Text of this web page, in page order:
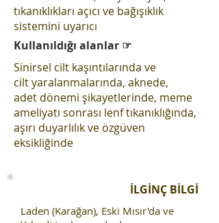
tıkanıklıkları açıcı ve bağışıklık
sistemini uyarıcı
Kullanıldığı alanlar ☞
Sinirsel cilt kaşıntılarında ve
ciltyaralanmalarında, aknede,
adet dönemi şikayetlerinde, meme
ameliyatı sonrası lenf tıkanıklığında,
aşırı duyarlılık ve özgüven
eksikliğinde
İLGİNÇ BİLGİ
Laden (Karağan), Eski Mısır'da ve